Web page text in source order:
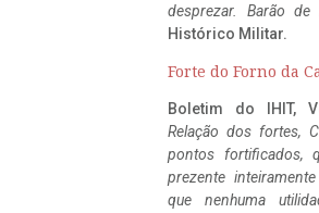
desprezar. Barão de
Histórico Militar.
Forte do Forno da
Boletim do IHIT,
Relação dos fortes,
pontos fortificados,
prezente
que nenhuma